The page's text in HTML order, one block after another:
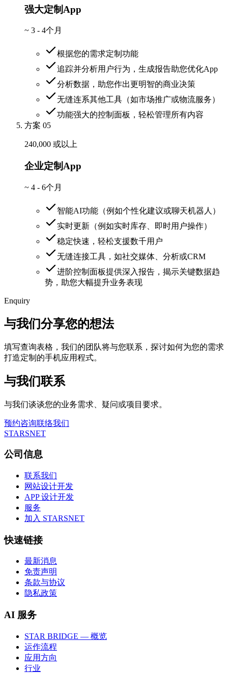
强大定制App
~ 3 - 4个月
根据您的需求定制功能
追踪并分析用户行为，生成报告助您优化App
分析数据，助您作出更明智的商业决策
无缝连系其他工具（如市场推广或物流服务）
功能强大的控制面板，轻松管理所有内容
方案 05
240,000 或以上
企业定制App
~ 4 - 6个月
智能AI功能（例如个性化建议或聊天机器人）
实时更新（例如实时库存、即时用户操作）
稳定快速，轻松支援数千用户
无缝连接工具，如社交媒体、分析或CRM
进阶控制面板提供深入报告，揭示关键数据趋
势，助您大幅提升业务表现
Enquiry
与我们分享您的想法
填写查询表格，我们的团队将与您联系，探讨如何为您的需求
打造定制的手机应用程式。
与我们联系
与我们谈谈您的业务需求、疑问或项目要求。
预约咨询联络我们
STARSNET
公司信息
联系我们
网站设计开发
APP 设计开发
服务
加入 STARSNET
快速链接
最新消息
免责声明
条款与协议
隐私政策
AI 服务
STAR BRIDGE — 概览
运作流程
应用方向
行业